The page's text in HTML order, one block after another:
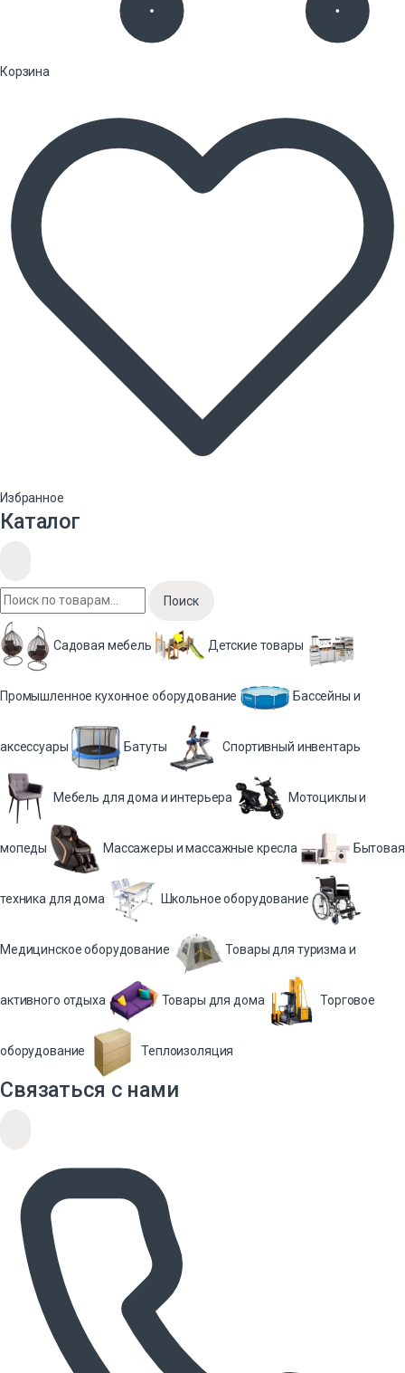
Корзина
Избранное
Каталог
Поиск
Садовая мебель Детские товары
Промышленное кухонное оборудование Бассейны и
аксессуары Батуты Спортивный инвентарь
Мебель для дома и интерьера Мотоциклы и
мопеды Массажеры и массажные кресла Бытовая
техника для дома Школьное оборудование
Медицинское оборудование Товары для туризма и
активного отдыха Товары для дома Торговое
оборудование Теплоизоляция
Связаться с нами